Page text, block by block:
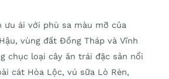
ưu ái với phù sa màu mỡ của
vùng đất Đồng Tháp và Vĩnh
chục loại cây ăn trái đặc sản nổi
cát Hòa Lộc, vú sữa Lò Rèn,